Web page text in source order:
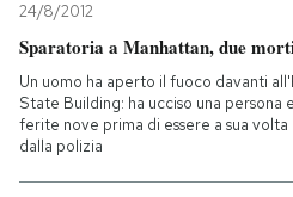
Tecnologia
Internet
Scienza
Cultura
24/8/2012
Sparatoria a Manhattan, due
Un uomo ha aperto il fuoco davanti
State Building: ha ucciso una persona
ferite nove prima di essere a sua volta
dalla polizia